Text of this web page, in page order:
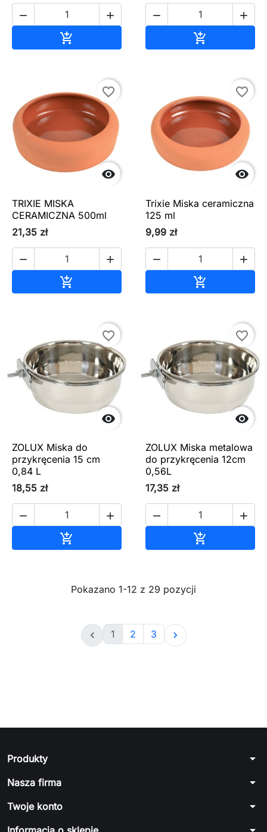
 

 


favorite_border
TRIXIE MISKA
CERAMICZNA 500ml
21,35 zł
 


favorite_border
Trixie Miska ceramiczna
125 ml
9,99 zł
 


favorite_border
ZOLUX Miska do
przykręcenia 15 cm
0,84 L
18,55 zł
 


favorite_border
ZOLUX Miska metalowa
do przykręcenia 12cm
0,56L
17,35 zł
 

Pokazano 1-12 z 29 pozycji
 1 2 3 
Produkty arrow_drop_down
Nasza firma arrow_drop_down
Twoje konto arrow_drop_down